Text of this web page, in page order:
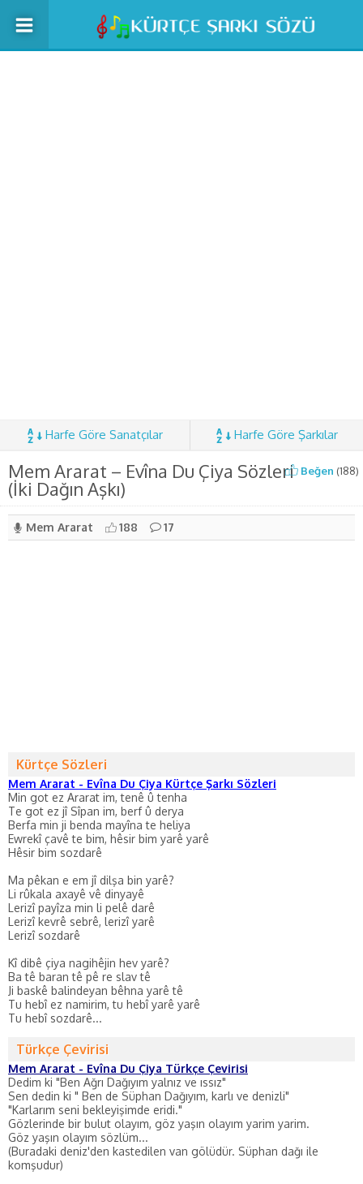
Harfe Göre Sanatçılar Harfe Göre Şarkılar
Mem Ararat – Evîna Du Çiya Sözleri
(İki Dağın Aşkı)
Beğen (188)
Mem Ararat 188 17
Kürtçe Sözleri
Mem Ararat - Evîna Du Çiya Kürtçe Şarkı Sözleri
Min got ez Ararat im, tenê û tenha
Te got ez jî Sîpan im, berf û derya
Berfa min ji benda mayîna te heliya
Ewrekî çavê te bim, hêsir bim yarê yarê
Hêsir bim sozdarê
Ma pêkan e em jî dilşa bin yarê?
Li rûkala axayê vê dinyayê
Lerizî payîza min li pelê darê
Lerizî kevrê sebrê, lerizî yarê
Lerizî sozdarê
Kî dibê çiya nagihêjin hev yarê?
Ba tê baran tê pê re slav tê
Ji baskê balindeyan bêhna yarê tê
Tu hebî ez namirim, tu hebî yarê yarê
Tu hebî sozdarê...
Türkçe Çevirisi
Mem Ararat - Evîna Du Çiya Türkçe Çevirisi
Dedim ki "Ben Ağrı Dağıyım yalnız ve ıssız"
Sen dedin ki " Ben de Süphan Dağıyım, karlı ve denizli"
"Karlarım seni bekleyişimde eridi."
Gözlerinde bir bulut olayım, göz yaşın olayım yarim yarim.
Göz yaşın olayım sözlüm...
(Buradaki deniz'den kastedilen van gölüdür. Süphan dağı ile
komşudur)